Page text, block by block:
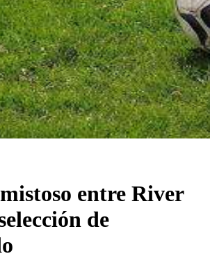
entre River
de